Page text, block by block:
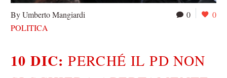
0 0
By Umberto Mangiardi
POLITICA
10 DIC:PERCHÉ IL PD NON